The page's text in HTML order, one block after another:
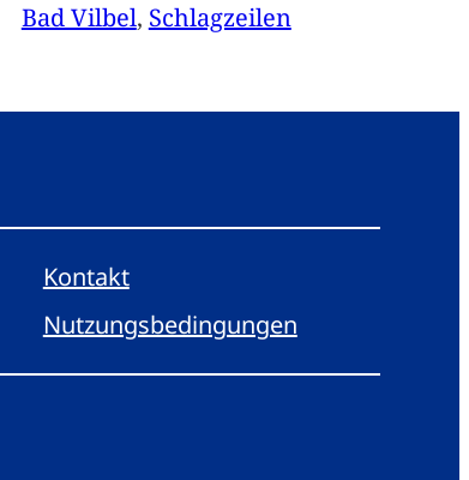
Bad Vilbel, Schlagzeilen
Kontakt
Nutzungsbedingungen